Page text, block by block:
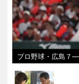
プロ野球・広島７